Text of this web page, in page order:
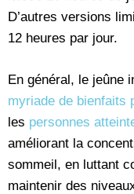
D’autres versions
12 heures par jour.
En général, le jeûne
myriade de bienfaits
les personnes
améliorant la
sommeil, en luttant
maintenir des